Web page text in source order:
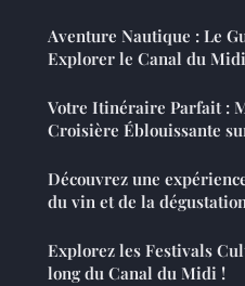
Aventure Nautique : Le
Explorer le Canal du Midi
Votre Itinéraire Parfait :
Croisière Éblouissante
Découvrez une
du vin et de la
Explorez les Festivals
long du Canal du Midi !